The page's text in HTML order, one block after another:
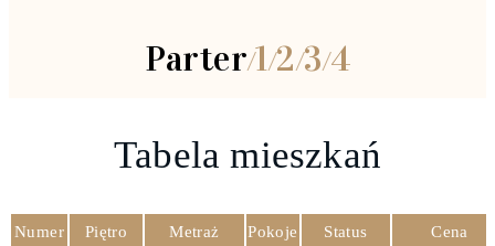
Parter/1/2/3/4
Tabela mieszkań
Numer Piętro Metraż Pokoje Status Cena